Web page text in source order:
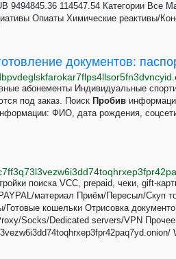
9494845.36 114547.54 Категории Все
Опиаты Химические реактивы/
абонементы Индивидуальные
под заказ. Поиск Пробив
ФИО, дата рождения,
поиска VCC, prepaid, чеки, gift-
материал Приём/Пересыл/Скуп
кошельки Отрисовка
Socks/Dedicated servers/VPN